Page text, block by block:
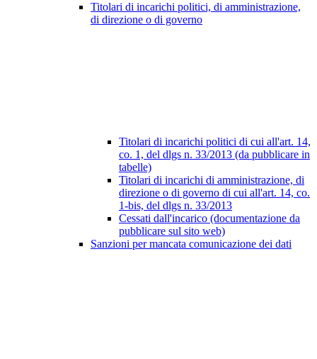
Titolari di incarichi politici, di amministrazione,
di direzione o di governo
Titolari di incarichi politici di cui all'art. 14,
co. 1, del dlgs n. 33/2013 (da pubblicare in
tabelle)
Titolari di incarichi di amministrazione, di
direzione o di governo di cui all'art. 14, co.
1-bis, del dlgs n. 33/2013
Cessati dall'incarico (documentazione da
pubblicare sul sito web)
Sanzioni per mancata comunicazione dei dati